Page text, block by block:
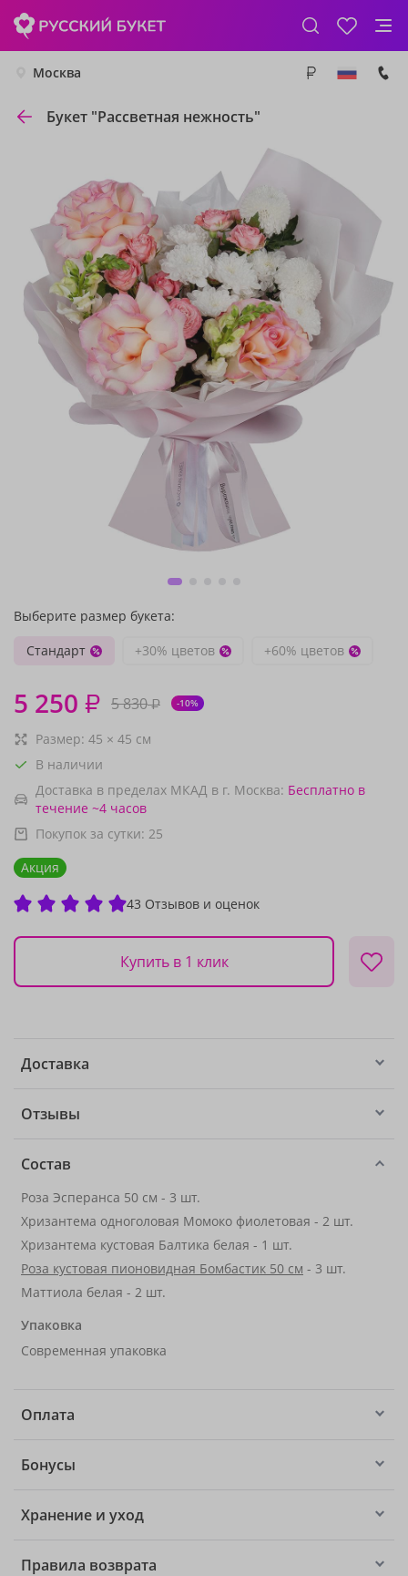
Москва
Букет "Рассветная нежность"
Выберите размер букета:
Стандарт
+30% цветов +60% цветов
5 250 ₽ 5 830₽ -10%
Размер: 45 × 45 см
В наличии
Доставка в пределах МКАД в г. Москва: Бесплатно в
течение ~4 часов
Покупок за сутки: 25
Акция
43 Отзывов и оценок
Купить в 1 клик
Доставка
Отзывы
Состав
Роза Эсперанса 50 см - 3 шт.
Хризантема одноголовая Момоко фиолетовая - 2 шт.
Хризантема кустовая Балтика белая - 1 шт.
Роза кустовая пионовидная Бомбастик 50 см - 3 шт.
Маттиола белая - 2 шт.
Упаковка
Современная упаковка
Оплата
Бонусы
Хранение и уход
Правила возврата